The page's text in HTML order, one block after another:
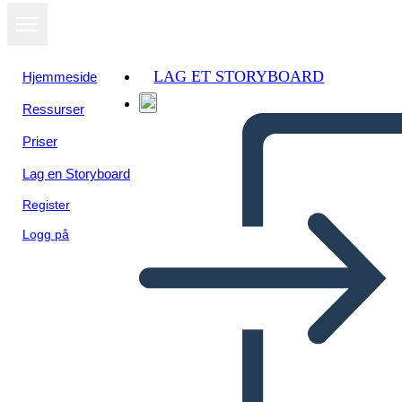
Hjemmeside
Ressurser
Priser
Lag en Storyboard
Register
Logg på
LAG ET STORYBOARD